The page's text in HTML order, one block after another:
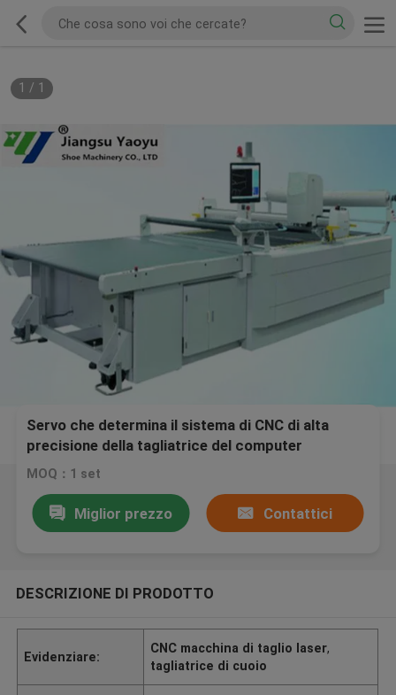
1 / 1
Servo che determina il sistema di CNC di alta
precisione della tagliatrice del computer
automatico
MOQ：1 set
Miglior prezzo Contattici
DESCRIZIONE DI PRODOTTO
Evidenziare:
CNC macchina di taglio laser,
tagliatrice di cuoio